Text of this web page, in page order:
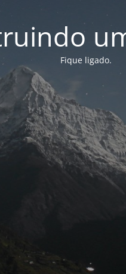
Fique ligado.